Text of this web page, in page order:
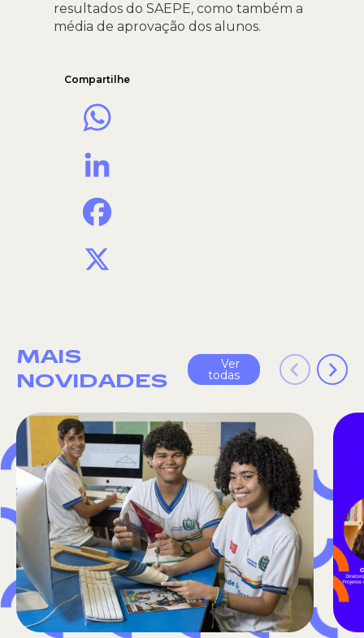
resultados do SAEPE, como também a
média de aprovação dos alunos.
Compartilhe
MAIS
NOVIDADES
Ver
todas